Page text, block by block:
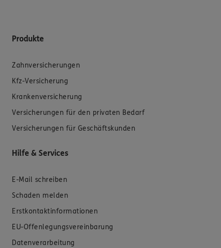
Produkte
Zahnversicherungen
Kfz-Versicherung
Krankenversicherung
Versicherungen für den privaten Bedarf
Versicherungen für Geschäftskunden
Hilfe & Services
E-Mail schreiben
Schaden melden
Erstkontaktinformationen
EU-Offenlegungsvereinbarung
Datenverarbeitung